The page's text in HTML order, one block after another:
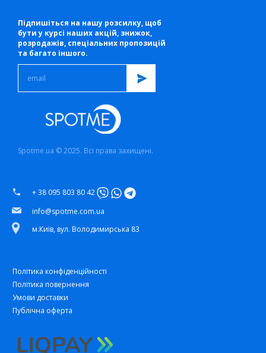
Підпишіться на нашу розсилку, щоб
бути у курсі наших акцій, знижок,
розродажів, спеціальних пропозицій
та багато іншого.
Spotme.ua © 2025. Всі права захищені.
+ 38 095 803 80 42
info@spotme.com.ua
м.Київ, вул. Володимирська 83
Політика конфіденційності
Політика повернення
Умови доставки
Публічна оферта